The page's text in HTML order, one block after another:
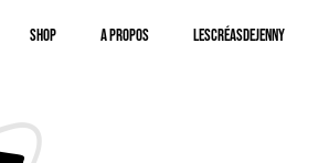
SHOP A Propos LesCréasdeJenny